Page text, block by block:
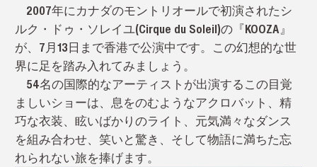
2007年にカナダのモントリオールで初演されたシ
ルク・ドゥ・ソレイユ(Cirque du Soleil)の『KOOZA』
が、7月13日まで香港で公演中です。この幻想的な世
界に足を踏み入れてみましょう。
54名の国際的なアーティストが出演するこの目覚
ましいショーは、息をのむようなアクロバット、精
巧な衣装、眩いばかりのライト、元気満々なダンス
を組み合わせ、笑いと驚き、そして物語に満ちた忘
れられない旅を捧げます。